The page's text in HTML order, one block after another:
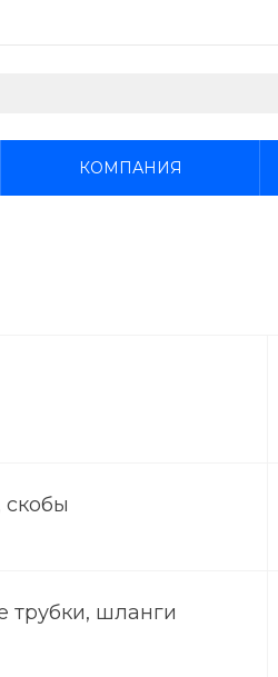
КОМПАНИЯ
трубки, шланги